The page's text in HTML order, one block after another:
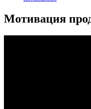
Мотивация